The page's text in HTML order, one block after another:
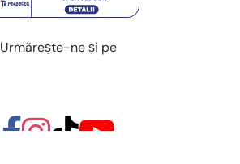
Urmărește-ne și pe